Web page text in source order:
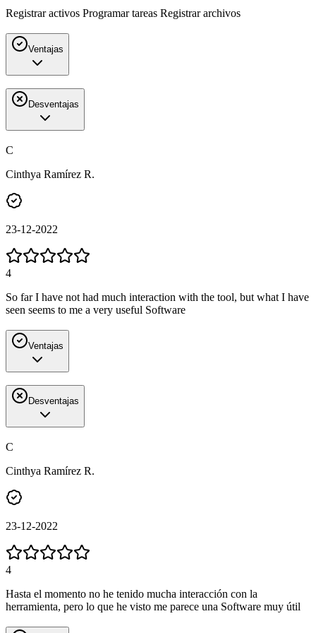
Registrar activos Programar tareas Registrar archivos
Ventajas
Desventajas
C
Cinthya Ramírez R.
23-12-2022
4
So far I have not had much interaction with the tool, but what I have
seen seems to me a very useful Software
Ventajas
Desventajas
C
Cinthya Ramírez R.
23-12-2022
4
Hasta el momento no he tenido mucha interacción con la
herramienta, pero lo que he visto me parece una Software muy útil